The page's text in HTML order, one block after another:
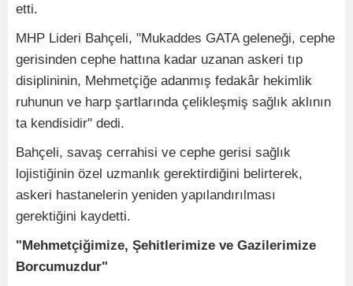
etti.
MHP Lideri Bahçeli, "Mukaddes GATA geleneği, cephe
gerisinden cephe hattına kadar uzanan askeri tıp
disiplininin, Mehmetçiğe adanmış fedakâr hekimlik
ruhunun ve harp şartlarında çelikleşmiş sağlık aklının
ta kendisidir" dedi.
Bahçeli, savaş cerrahisi ve cephe gerisi sağlık
lojistiğinin özel uzmanlık gerektirdiğini belirterek,
askeri hastanelerin yeniden yapılandırılması
gerektiğini kaydetti.
"Mehmetçiğimize, Şehitlerimize ve Gazilerimize
Borcumuzdur"